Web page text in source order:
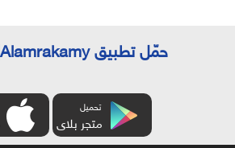
حمّل تطبيق Alamrakamy| عالم رقمي الآن
تحميل
متجر بلاى